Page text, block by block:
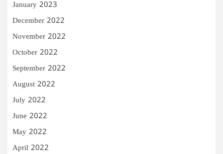
January 2023
December 2022
November 2022
October 2022
September 2022
August 2022
July 2022
June 2022
May 2022
April 2022